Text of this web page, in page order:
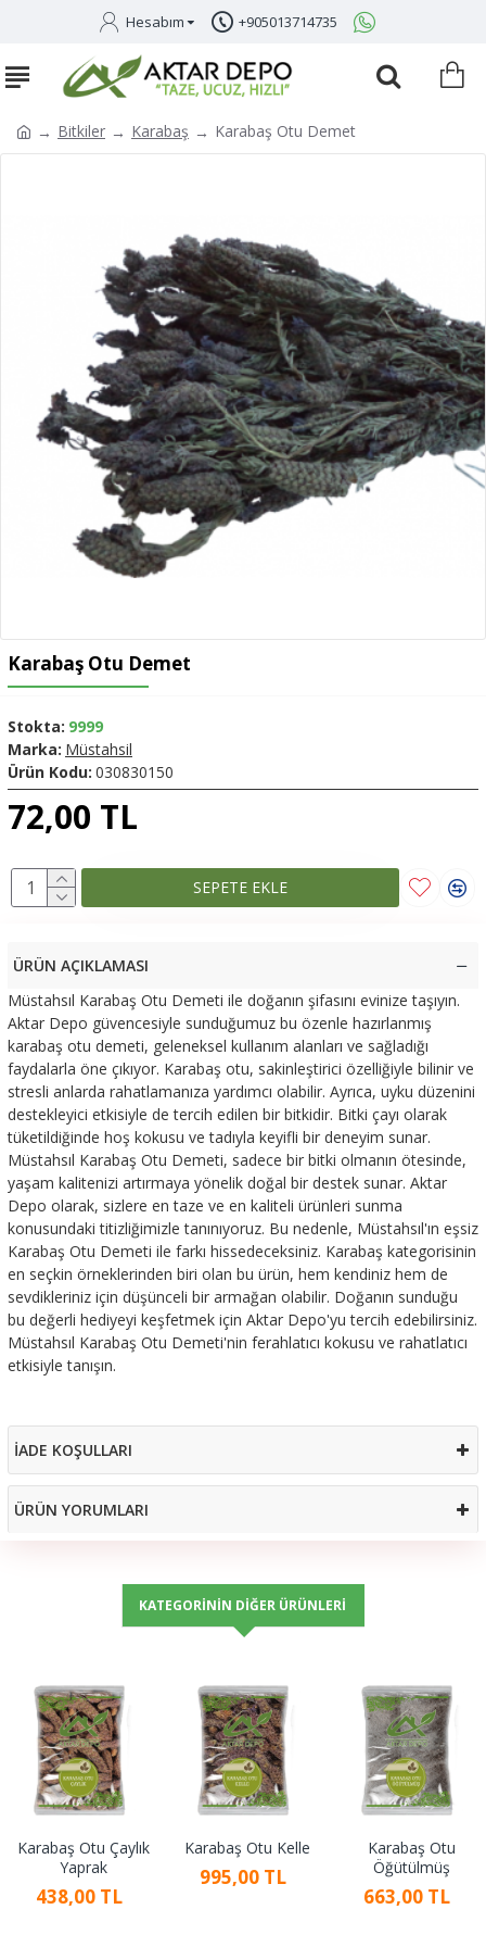
Hesabım +905013714735
Bitkiler Karabaş Karabaş Otu Demet
Karabaş Otu Demet
72,00 TL
Stokta: 9999
Marka: Müstahsil
Ürün Kodu: 030830150
SEPETE EKLE
ÜRÜN AÇIKLAMASI
Müstahsıl Karabaş Otu Demeti ile doğanın şifasını evinize taşıyın.
Aktar Depo güvencesiyle sunduğumuz bu özenle hazırlanmış
karabaş otu demeti, geleneksel kullanım alanları ve sağladığı
faydalarla öne çıkıyor. Karabaş otu, sakinleştirici özelliğiyle bilinir ve
stresli anlarda rahatlamanıza yardımcı olabilir. Ayrıca, uyku düzenini
destekleyici etkisiyle de tercih edilen bir bitkidir. Bitki çayı olarak
tüketildiğinde hoş kokusu ve tadıyla keyifli bir deneyim sunar.
Müstahsıl Karabaş Otu Demeti, sadece bir bitki olmanın ötesinde,
yaşam kalitenizi artırmaya yönelik doğal bir destek sunar. Aktar
Depo olarak, sizlere en taze ve en kaliteli ürünleri sunma
konusundaki titizliğimizle tanınıyoruz. Bu nedenle, Müstahsıl'ın eşsiz
Karabaş Otu Demeti ile farkı hissedeceksiniz. Karabaş kategorisinin
en seçkin örneklerinden biri olan bu ürün, hem kendiniz hem de
sevdikleriniz için düşünceli bir armağan olabilir. Doğanın sunduğu
bu değerli hediyeyi keşfetmek için Aktar Depo'yu tercih edebilirsiniz.
Müstahsıl Karabaş Otu Demeti'nin ferahlatıcı kokusu ve rahatlatıcı
etkisiyle tanışın.
İADE KOŞULLARI
ÜRÜN YORUMLARI
KATEGORININ DIĞER ÜRÜNLERI
Karabaş Otu Çaylık
Yaprak
438,00 TL
Karabaş Otu Kelle
995,00 TL
Karabaş Otu
Öğütülmüş
663,00 TL